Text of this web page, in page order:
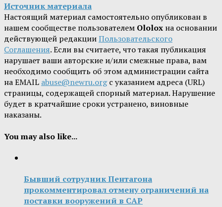
Источник материала
Настоящий материал самостоятельно опубликован в
нашем сообществе пользователем Ololox на основании
действующей редакцииПользовательского
Соглашения. Если вы считаете, что такая публикация
нарушает ваши авторские и/или смежные права, вам
необходимо сообщить об этом администрации сайта
на EMAIL abuse@newru.orgс указанием адреса (URL)
страницы, содержащей спорный материал. Нарушение
будет в кратчайшие сроки устранено, виновные
наказаны.
You may also like...
Бывший сотрудник Пентагона
прокомментировал отмену ограничений на
поставки вооружений в САР